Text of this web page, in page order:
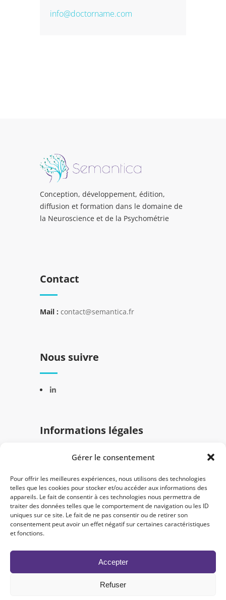
Gérer le consentement
Pour offrir les meilleures expériences, nous utilisons des technologies
telles que les cookies pour stocker et/ou accéder aux informations des
appareils. Le fait de consentir à ces technologies nous permettra de
traiter des données telles que le comportement de navigation ou les ID
uniques sur ce site. Le fait de ne pas consentir ou de retirer son
consentement peut avoir un effet négatif sur certaines caractéristiques
et fonctions.
Accepter
Refuser
info@doctorname.com
Conception, développement, édition,
diffusion et formation dans le domaine de
la Neuroscience et de la Psychométrie
Contact
Mail : contact@semantica.fr
Nous suivre
Informations légales
Mentions légales
Politique de confidentialité
Créé par
Nicolas Simon
Mentions légales